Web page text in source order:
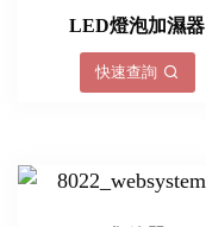
LED燈泡加濕器
快速查詢